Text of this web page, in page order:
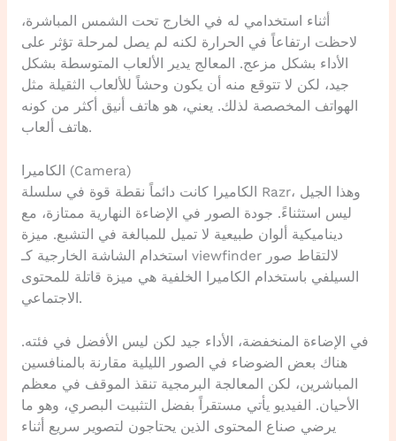
أثناء استخدامي له في الخارج تحت الشمس المباشرة،
لاحظت ارتفاعاً في الحرارة لكنه لم يصل لمرحلة تؤثر على
الأداء بشكل مزعج. المعالج يدير الألعاب المتوسطة بشكل
جيد، لكن لا تتوقع منه أن يكون وحشاً للألعاب الثقيلة مثل
الهواتف المخصصة لذلك. يعني، هو هاتف أنيق أكثر من كونه
هاتف ألعاب.
الكاميرا (Camera)
الكاميرا كانت دائماً نقطة قوة في سلسلة Razr، وهذا الجيل
ليس استثناءً. جودة الصور في الإضاءة النهارية ممتازة، مع
ديناميكية ألوان طبيعية لا تميل للمبالغة في التشبع. ميزة
استخدام الشاشة الخارجية كـ viewfinder لالتقاط صور
السيلفي باستخدام الكاميرا الخلفية هي ميزة قاتلة للمحتوى
الاجتماعي.
في الإضاءة المنخفضة، الأداء جيد لكن ليس الأفضل في فئته.
هناك بعض الضوضاء في الصور الليلية مقارنة بالمنافسين
المباشرين، لكن المعالجة البرمجية تنقذ الموقف في معظم
الأحيان. الفيديو يأتي مستقراً بفضل التثبيت البصري، وهو ما
يرضي صناع المحتوى الذين يحتاجون لتصوير سريع أثناء